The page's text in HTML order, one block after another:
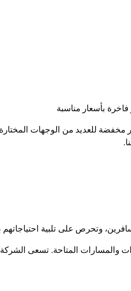
بأسعار مناسبة
للعديد من الوجهات المختارة.
وتحرص على تلبية احتياجاتهم
والمسارات المتاحة. تسعى الشركة